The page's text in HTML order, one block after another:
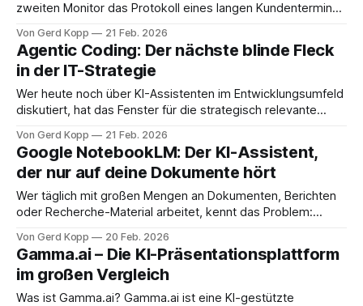
zweiten Monitor das Protokoll eines langen Kundentermins
Auf dem Hauptmonitor: ein halbfertiges Python-Script.
Genau die Art Aufgabe, die man nach über dreißig Jahren
Entwicklungserfahrung im Schlaf erledigt – und genau
deshalb am meisten nervt. Weil
Von Gerd Kopp 21 Feb. 2026
Agentic Coding: Der nächste blinde Fleck
in der IT-Strategie
Wer heute noch über KI-Assistenten im Entwicklungsumfeld
diskutiert, hat das Fenster für die strategisch relevante
KI? Die Frage ist: Auf welcher Abstraktionsebene arbeiten
unsere Entwickler – und wer entscheidet das eigentlich?
These #1 „GitHub Copilot war das Aufwärmen. Was jetzt
Von Gerd Kopp 21 Feb. 2026
Google NotebookLM: Der KI-Assistent,
der nur auf deine Dokumente hört
Wer täglich mit großen Mengen an Dokumenten, Berichten
oder Recherche-Material arbeitet, kennt das Problem:
verknüpfen. Google NotebookLM verspricht, genau das zu
lösen – und hält dieses Versprechen in vielen Fällen
überraschend gut. Was ist Google NotebookLM?
NotebookLM wurde im Mai 2023 unter dem
Von Gerd Kopp 20 Feb. 2026
Gamma.ai – Die KI-Präsentationsplattform
im großen Vergleich
Was ist Gamma.ai? Gamma.ai ist eine KI-gestützte